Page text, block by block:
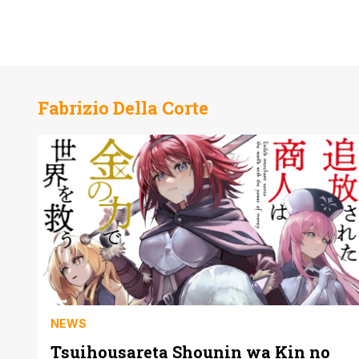
Fabrizio Della Corte
NEWS
Tsuihousareta Shounin wa Kin no